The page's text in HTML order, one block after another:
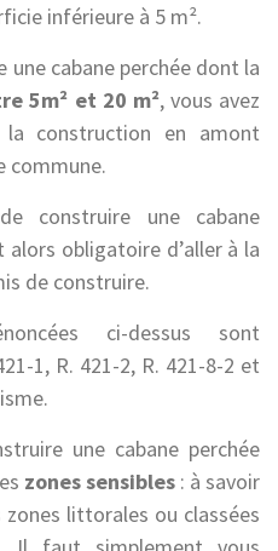
inférieure à 5 m².
cabane perchée dont la
5m² et 20 m², vous avez
la construction en amont
commune.
construire une cabane
alors obligatoire d’aller à la
de construire.
ci-dessus sont
1, R. 421-2, R. 421-8-2 et
une cabane perchée
zones sensibles: à savoir
zones littorales ou classées